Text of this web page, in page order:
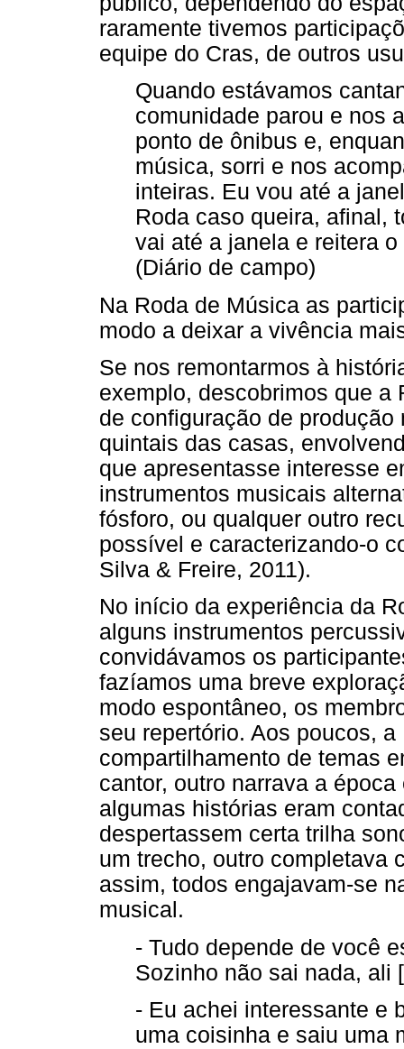
raramente tivemos
equipe do Cras, de outros
Quando estávamos
comunidade parou e nos
ponto de ônibus e,
música, sorri e nos
inteiras. Eu vou até a
Roda caso queira, afinal,
vai até a janela e reitera
(Diário de campo)
Na Roda de Música as
modo a deixar a vivência
Se nos remontarmos à
exemplo, descobrimos que a
de configuração de
quintais das casas,
que apresentasse interesse
instrumentos musicais
fósforo, ou qualquer outro
possível e caracterizando-o
Silva & Freire, 2011).
No início da experiência da
alguns instrumentos
convidávamos os
fazíamos uma breve
modo espontâneo, os
seu repertório. Aos poucos,
compartilhamento de temas
cantor, outro narrava a
algumas histórias eram
despertassem certa trilha
um trecho, outro completava
assim, todos engajavam-se
musical.
- Tudo depende de você
Sozinho não sai nada, ali
- Eu achei interessante e
uma coisinha e saiu uma